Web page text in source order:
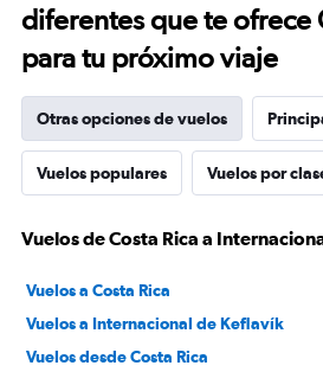
diferentes que te ofrece
para tu próximo viaje
Otras opciones de vuelos
Vuelos populares Vuelos por
Vuelos de Costa Rica a
Vuelos a Costa Rica
Vuelos a Internacional de Keflavík
Vuelos desde Costa Rica